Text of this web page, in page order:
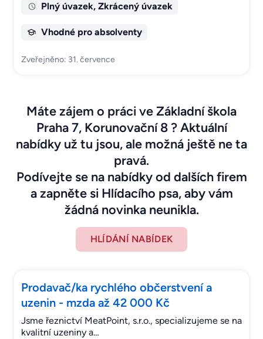
Plný úvazek, Zkrácený úvazek
Vhodné pro absolventy
Zveřejněno: 31. července
Máte zájem o práci ve Základní škola
Praha 7, Korunovační 8 ? Aktuální
nabídky už tu jsou, ale možná ještě ne ta
pravá.
Podívejte se na nabídky od dalších firem
a zapněte si Hlídacího psa, aby vám
žádná novinka neunikla.
HLÍDÁNÍ NABÍDEK
Prodavač/ka rychlého občerstvení a
uzenin - mzda až 42 000 Kč
Jsme řeznictví MeatPoint, s.r.o., specializujeme se na
kvalitní uzeniny a…